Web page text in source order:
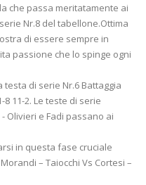
che passa meritatamente ai
Nr.8 del tabellone.Ottima
di essere sempre in
passione che lo spinge ogni
di serie Nr.6 Battaggia
8 11-2. Le teste di serie
Olivieri e Fadi passano ai
in questa fase cruciale
– Taiocchi Vs Cortesi –